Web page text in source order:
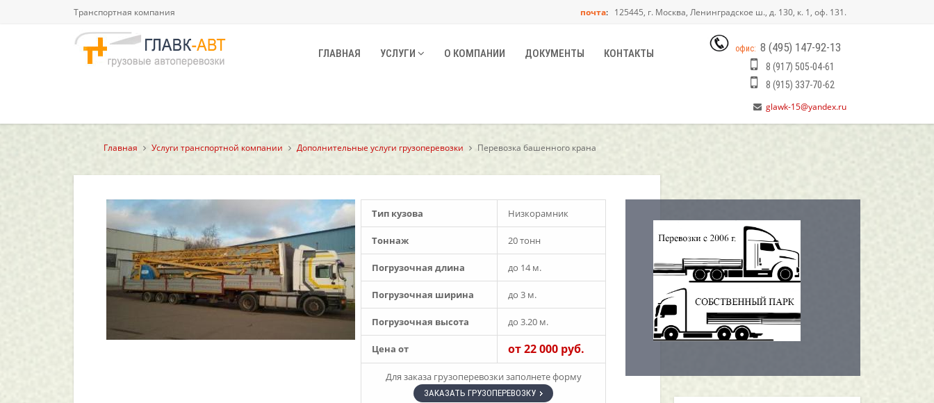
Транспортная компания почта: 125445, г. Москва, Ленинградское ш., д. 130, к. 1, оф. 131.
офис: 8 (495) 147-92-13
8 (917) 505-04-61
8 (915) 337-70-62
glawk-15@yandex.ru
ГЛАВНАЯ УСЛУГИ О КОМПАНИИ ДОКУМЕНТЫ КОНТАКТЫ
Главная Услуги транспортной компании Дополнительные услуги грузоперевозки Перевозка башенного крана
Тип кузова Низкорамник
Тоннаж 20 тонн
Погрузочная длина до 14 м.
Погрузочная ширина до 3 м.
Погрузочная высота до 3.20 м.
Цена от от 22 000 руб.
Для заказа грузоперевозки заполнете форму
ЗАКАЗАТЬ ГРУЗОПЕРЕВОЗКУ